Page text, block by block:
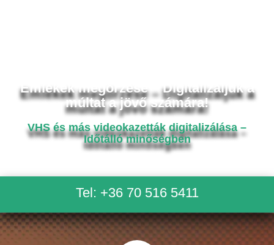
Emlékek megőrzése – Digitalizáljuk a
múltat a jövő számára!
VHS és más videokazetták digitalizálása –
Időtálló minőségben
Tel: +36 70 516 5411